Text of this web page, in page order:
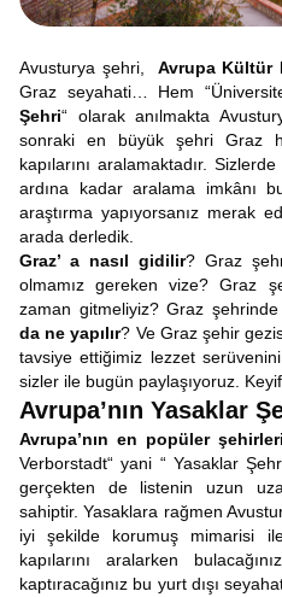
Avusturya şehri, Avrupa Kültür
Graz seyahati… Hem
Şehri“ olarak anılmakta
sonraki en büyük şehri Graz
kapılarını aralamaktadır.
ardına kadar aralama imkânı
araştırma yapıyorsanız merak
arada derledik.
Graz’ a nasıl gidilir? Graz
olmamız gereken vize? Graz
zaman gitmeliyiz? Graz şehrinde
da ne yapılır? Ve Graz şehir
tavsiye ettiğimiz lezzet
sizler ile bugün paylaşıyoruz.
Avrupa’nın Yasaklar
Avrupa’nın en popüler şehirleri
Verborstadt“ yani “ Yasaklar
gerçekten de listenin uzun
sahiptir. Yasaklara rağmen
iyi şekilde korumuş mimarisi
kapılarını aralarken
kaptıracağınız bu yurt dışı